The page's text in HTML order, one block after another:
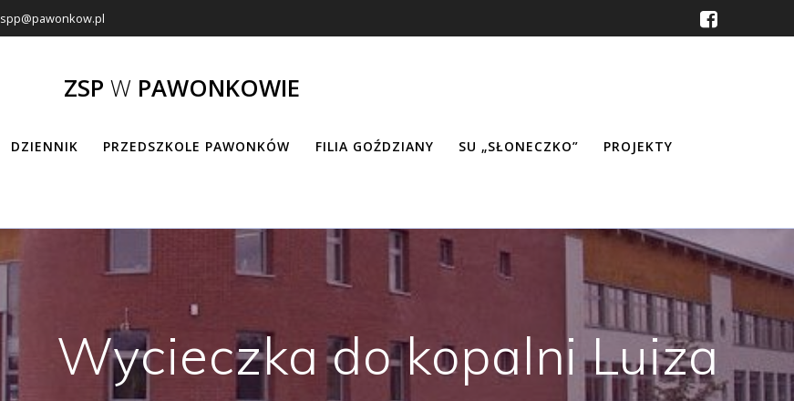
spp@pawonkow.pl
ZSP W PAWONKOWIE
DZIENNIK PRZEDSZKOLE PAWONKÓW FILIA GOŹDZIANY SU „SŁONECZKO” PROJEKTY
Wycieczka do kopalni Luiza